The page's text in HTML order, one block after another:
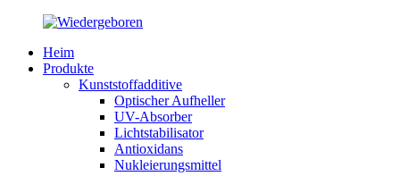
Heim
Produkte
Kunststoffadditive
Optischer Aufheller
UV-Absorber
Lichtstabilisator
Antioxidans
Nukleierungsmittel